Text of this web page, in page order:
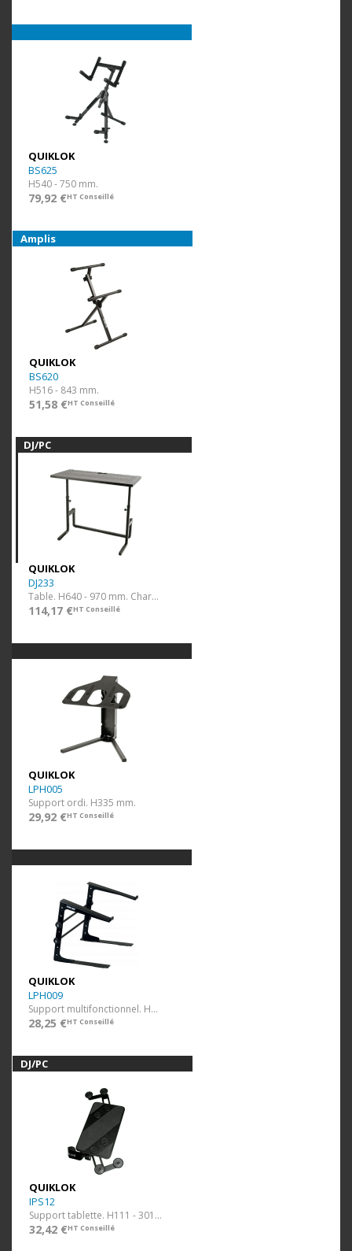
QUIKLOK
BS625
H540 - 750 mm.
79,92 €HT Conseillé
Amplis
QUIKLOK
BS620
H516 - 843 mm.
51,58 €HT Conseillé
DJ/PC
QUIKLOK
DJ233
Table. H640 - 970 mm. Charge 90 kg.
114,17 €HT Conseillé
QUIKLOK
LPH005
Support ordi. H335 mm.
29,92 €HT Conseillé
QUIKLOK
LPH009
Support multifonctionnel. H240 - 370 mm.
28,25 €HT Conseillé
DJ/PC
QUIKLOK
IPS12
Support tablette. H111 - 301 mm.
32,42 €HT Conseillé